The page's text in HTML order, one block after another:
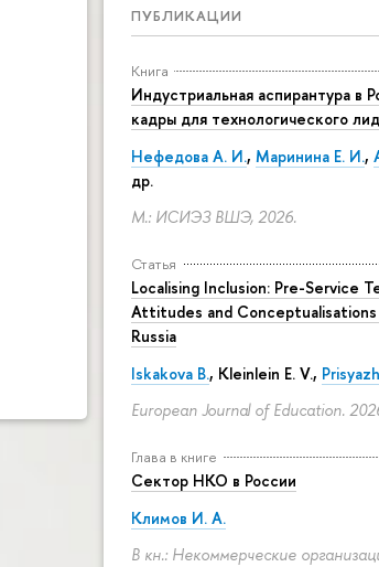
ПУБЛИКАЦИИ
Книга
Индустриальная аспирантура в
кадры для технологического
Нефедова А. И., Маринина Е. И.,
др.
М.: ИСИЭЗ ВШЭ, 2026.
Статья
Localising Inclusion: Pre-Service
Attitudes and Conceptualisations
Russia
Iskakova B., Kleinlein E. V.,
European Journal of Education.
Глава в книге
Сектор НКО в России
Климов И. А.
В кн.: Некоммерческие